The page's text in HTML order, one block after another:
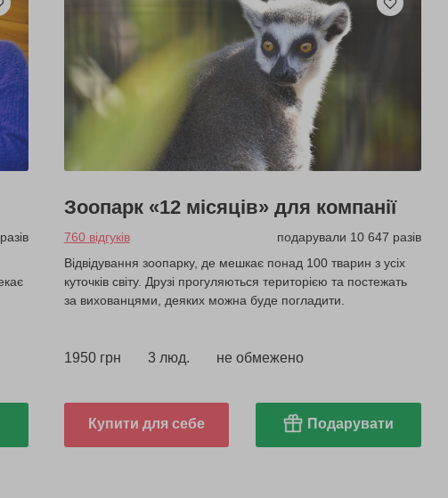
Зоопарк «12 місяців» для компанії
760 відгуків
подарували 10 647 разів
Відвідування зоопарку, де мешкає понад 100 тварин з усіх
куточків світу. Друзі прогуляються територією та постежать
за вихованцями, деяких можна буде погладити.
1950 грн 3 люд. не обмежено
Купити для себе Подарувати